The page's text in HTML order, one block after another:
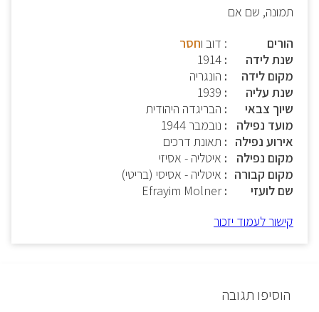
תמונה, שם אם
הורים
: דוב וחסר
שנת לידה
1914
מקום לידה
הונגריה
שנת עליה
1939
שיוך צבאי
הבריגדה היהודית
מועד נפילה
נובמבר 1944
אירוע נפילה
תאונת דרכים
מקום נפילה
איטליה - אסיזי
מקום קבורה
איטליה - אסיסי (בריטי)
שם לועזי
Efrayim Molner
קישור לעמוד יזכור
הוסיפו תגובה